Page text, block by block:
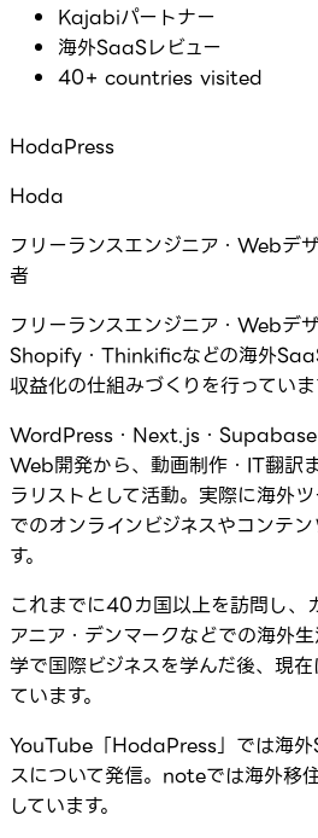
Kajabiパートナー
海外SaaSレビュー
40+ countries visited
HodaPress
Hoda
フリーランスエンジニア・Webデ
者
フリーランスエンジニア・Webデ
Shopify・Thinkificなどの海外
収益化の仕組みづくりを行っていま
WordPress・Next.js・
Web開発から、動画制作・IT翻訳
ラリストとして活動。実際に海外
でのオンラインビジネスやコンテ
す。
これまでに40カ国以上を訪問し、
アニア・デンマークなどでの海外
学で国際ビジネスを学んだ後、現
ています。
YouTube「HodaPress」では海外
スについて発信。noteでは海外移
しています。